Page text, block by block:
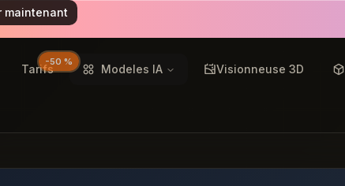
maintenant
Tarifs
-50 %
Modeles IA Visionneuse 3D